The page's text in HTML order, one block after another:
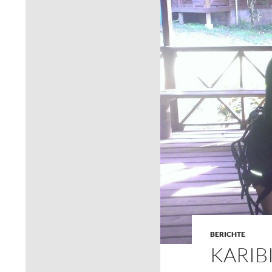
BERICHTE